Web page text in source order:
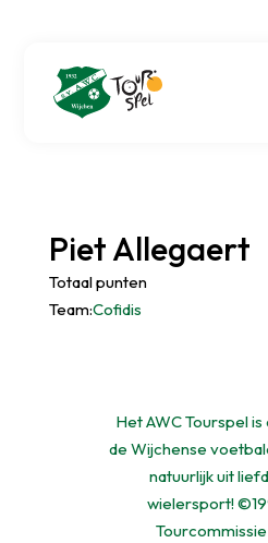
Piet Allegaert
Totaal punten
Team:Cofidis
Het AWC Tourspel
de Wijchense
natuurlijk uit
wielersport!
Tourcommissie